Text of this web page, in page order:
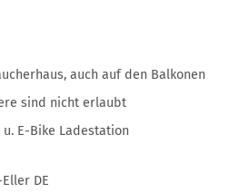
auch auf den Balkonen
sind nicht erlaubt
u. E-Bike Ladestation
DE